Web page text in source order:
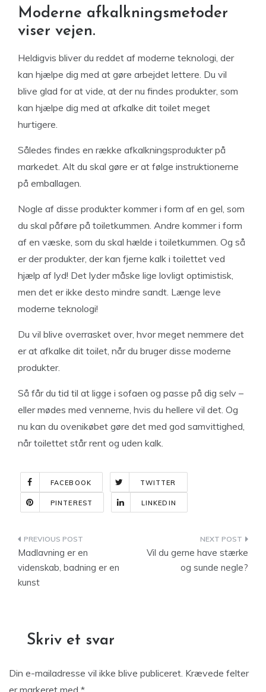
Moderne afkalkningsmetoder
viser vejen.
Heldigvis bliver du reddet af moderne teknologi, der
kan hjælpe dig med at gøre arbejdet lettere. Du vil
blive glad for at vide, at der nu findes produkter, som
kan hjælpe dig med at afkalke dit toilet meget
hurtigere.
Således findes en række afkalkningsprodukter på
markedet. Alt du skal gøre er at følge instruktionerne
på emballagen.
Nogle af disse produkter kommer i form af en gel, som
du skal påføre på toiletkummen. Andre kommer i form
af en væske, som du skal hælde i toiletkummen. Og så
er der produkter, der kan fjerne kalk i toilettet ved
hjælp af lyd! Det lyder måske lige lovligt optimistisk,
men det er ikke desto mindre sandt. Længe leve
moderne teknologi!
Du vil blive overrasket over, hvor meget nemmere det
er at afkalke dit toilet, når du bruger disse moderne
produkter.
Så får du tid til at ligge i sofaen og passe på dig selv –
eller mødes med vennerne, hvis du hellere vil det. Og
nu kan du ovenikøbet gøre det med god samvittighed,
når toilettet står rent og uden kalk.
FACEBOOK TWITTER
PINTEREST LINKEDIN
Indlægsnavigation
Madlavning er en
videnskab, badning er en
kunst
Vil du gerne have stærke
og sunde negle?
Skriv et svar
Din e-mailadresse vil ikke blive publiceret. Krævede felter
er markeret med *